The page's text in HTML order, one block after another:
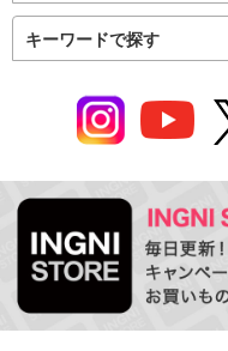
キーワードで探す